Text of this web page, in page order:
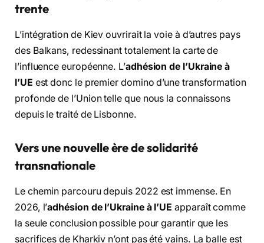
trente
L’intégration de Kiev ouvrirait la voie à d’autres pays
des Balkans, redessinant totalement la carte de
l’influence européenne. L’adhésion de l’Ukraine à
l’UE est donc le premier domino d’une transformation
profonde de l’Union telle que nous la connaissons
depuis le traité de Lisbonne.
Vers une nouvelle ère de solidarité
transnationale
Le chemin parcouru depuis 2022 est immense. En
2026, l’adhésion de l’Ukraine à l’UE apparaît comme
la seule conclusion possible pour garantir que les
sacrifices de Kharkiv n’ont pas été vains. La balle est